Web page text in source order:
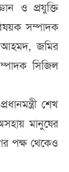
ও প্রযুক্তি
সম্পাদক
আহমদ, জমির
সিজিল
শেখ
মানুষের
পক্ষ থেকেও